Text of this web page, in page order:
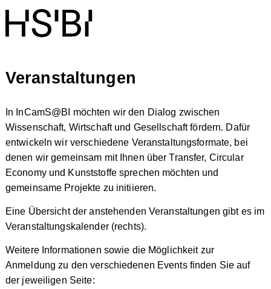
Veranstaltungen
In InCamS@BI möchten wir den Dialog zwischen
Wissenschaft, Wirtschaft und Gesellschaft fördern. Dafür
entwickeln wir verschiedene Veranstaltungsformate, bei
denen wir gemeinsam mit Ihnen über Transfer, Circular
Economy und Kunststoffe sprechen möchten und
gemeinsame Projekte zu initiieren.
Eine Übersicht der anstehenden Veranstaltungen gibt es im
Veranstaltungskalender (rechts).
Weitere Informationen sowie die Möglichkeit zur
Anmeldung zu den verschiedenen Events finden Sie auf
der jeweiligen Seite: